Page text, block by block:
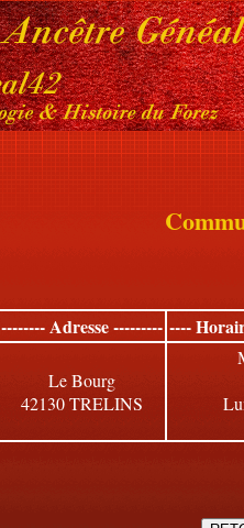
-------- Adresse --------- ----
Le Bourg
42130 TRELINS